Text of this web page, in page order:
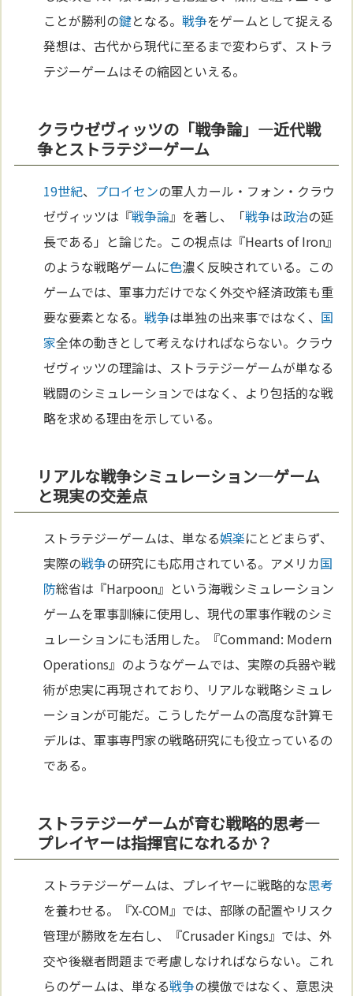
ことが勝利の鍵となる。戦争をゲームとして捉える
発想は、古代から現代に至るまで変わらず、ストラ
テジーゲームはその縮図といえる。
クラウゼヴィッツの「戦争論」—近代戦
争とストラテジーゲーム
19世紀、 プロイセンの軍人カール・フォン・クラウ
ゼヴィッツは『戦争論』を著し、「戦争は政治の延
長である」と論じた。この視点は『Hearts of Iron』
のような戦略ゲームに色濃く反映されている。この
ゲームでは、軍事力だけでなく外交や経済政策も重
要な要素となる。戦争は単独の出来事ではなく、 国
家全体の動きとして考えなければならない。クラウ
ゼヴィッツの理論は、ストラテジーゲームが単なる
戦闘のシミュレーションではなく、より包括的な戦
略を求める理由を示している。
リアルな戦争シミュレーション—ゲーム
と現実の交差点
ストラテジーゲームは、単なる娯楽にとどまらず、
実際の戦争の研究にも応用されている。アメリカ国
防総省は『Harpoon』という海戦シミュレーション
ゲームを軍事訓練に使用し、現代の軍事作戦のシミ
ュレーションにも活用した。『Command: Modern
Operations』のようなゲームでは、実際の兵器や戦
術が忠実に再現されており、リアルな戦略シミュレ
ーションが可能だ。こうしたゲームの高度な計算モ
デルは、軍事専門家の戦略研究にも役立っているの
である。
ストラテジーゲームが育む戦略的思考—
プレイヤーは指揮官になれるか？
ストラテジーゲームは、プレイヤーに戦略的な思考
を養わせる。『X-COM』では、部隊の配置やリスク
管理が勝敗を左右し、『Crusader Kings』では、外
交や後継者問題まで考慮しなければならない。これ
らのゲームは、単なる戦争の模倣ではなく、意思決